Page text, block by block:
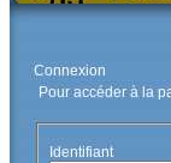
Connexion
Pour accéder à la
Identifiant